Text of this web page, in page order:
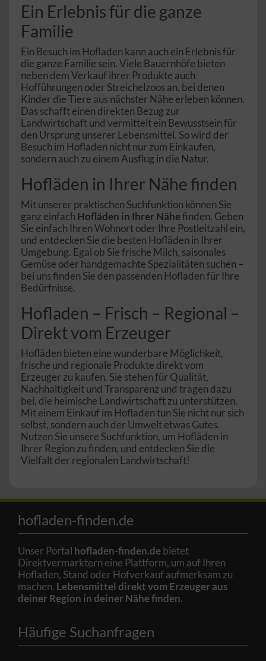
Ein Erlebnis für die ganze
Familie
Ein Besuch im Hofladen kann auch ein Erlebnis für
die ganze Familie sein. Viele Bauernhöfe bieten
neben dem Verkauf ihrer Produkte auch
Hofführungen oder Streichelzoos an, bei denen
Kinder die Tiere aus nächster Nähe erleben können.
Das schafft einen direkten Bezug zur
Landwirtschaft und vermittelt ein Bewusstsein für
den Ursprung unserer Lebensmittel. So wird der
Besuch im Hofladen nicht nur zum Einkaufen,
sondern auch zu einem Ausflug in die Natur.
Hofläden in Ihrer Nähe finden
Mit unserer praktischen Suchfunktion können Sie
ganz einfach Hofläden in Ihrer Nähefinden. Geben
Sie einfach Ihren Wohnort oder Ihre Postleitzahl ein,
und entdecken Sie die besten Hofläden in Ihrer
Umgebung. Egal ob Sie frische Milch, saisonales
Gemüse oder handgemachte Spezialitäten suchen –
bei uns finden Sie den passenden Hofladen für Ihre
Bedürfnisse.
Hofladen – Frisch – Regional –
Direkt vom Erzeuger
Hofläden bieten eine wunderbare Möglichkeit,
frische und regionale Produkte direkt vom
Erzeuger zu kaufen. Sie stehen für Qualität,
Nachhaltigkeit und Transparenz und tragen dazu
bei, die heimische Landwirtschaft zu unterstützen.
Mit einem Einkauf im Hofladen tun Sie nicht nur sich
selbst, sondern auch der Umwelt etwas Gutes.
Nutzen Sie unsere Suchfunktion, um Hofläden in
Ihrer Region zu finden, und entdecken Sie die
Vielfalt der regionalen Landwirtschaft!
hofladen-finden.de
Unser Portal hofladen-finden.debietet
Direktvermarktern eine Plattform, um auf Ihren
Hofladen, Stand oder Hofverkauf aufmerksam zu
machen. Lebensmittel direkt vom Erzeuger aus
deiner Region in deiner Nähe finden.
Häufige Suchanfragen